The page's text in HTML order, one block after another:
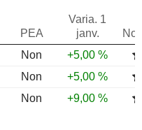
PEA
Varia. 1
janv.
Non
+5,00 %
Non
+5,00 %
Non +9,00 %